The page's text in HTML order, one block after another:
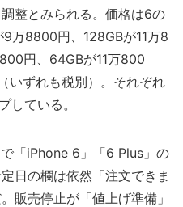
整とみられる。価格は6の
万8800円、128GBが11万8
円、64GBが11万800
いずれも税別）。それぞれ
している。
「iPhone 6」「6 Plus」の
日の欄は依然「注文できま
販売停止が「値上げ準備」